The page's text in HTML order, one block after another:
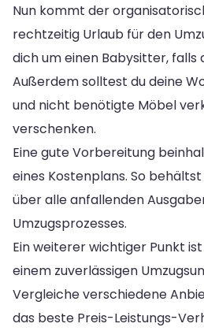
Nun kommt der
rechtzeitig Urlaub für den
dich um einen Babysitter, falls
Außerdem solltest du deine
und nicht benötigte Möbel
verschenken.
Eine gute Vorbereitung
eines Kostenplans. So
über alle anfallenden
Umzugsprozesses.
Ein weiterer wichtiger Punkt
einem zuverlässigen
Vergleiche verschiedene
das beste Preis-Leistungs-